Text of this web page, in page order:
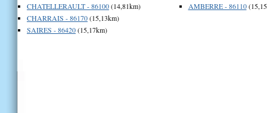
CHATELLERAULT - 86100(14,81km)
CHARRAIS - 86170(15,13km)
SAIRES - 86420(15,17km)
AMBERRE - 86110